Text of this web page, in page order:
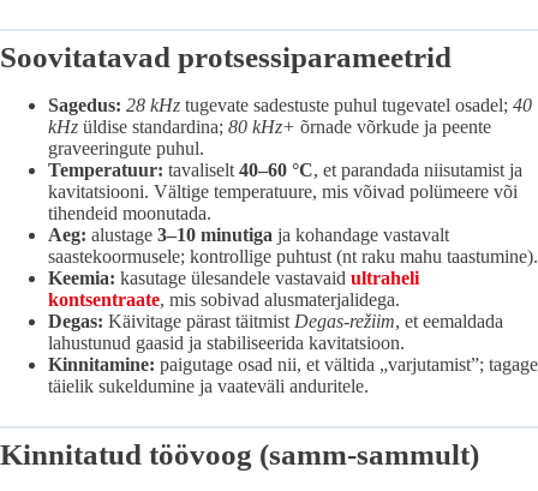
Soovitatavad protsessiparameetrid
Sagedus: 28 kHz tugevate sadestuste puhul tugevatel osadel; 40
kHz üldise standardina; 80 kHz+ õrnade võrkude ja peente
graveeringute puhul.
Temperatuur: tavaliselt 40–60 °C, et parandada niisutamist ja
kavitatsiooni. Vältige temperatuure, mis võivad polümeere või
tihendeid moonutada.
Aeg: alustage 3–10 minutiga ja kohandage vastavalt
saastekoormusele; kontrollige puhtust (nt raku mahu taastumine).
Keemia: kasutage ülesandele vastavaid ultraheli
kontsentraate, mis sobivad alusmaterjalidega.
Degas: Käivitage pärast täitmist Degas-režiim, et eemaldada
lahustunud gaasid ja stabiliseerida kavitatsioon.
Kinnitamine: paigutage osad nii, et vältida „varjutamist”; tagage
täielik sukeldumine ja vaateväli anduritele.
Kinnitatud töövoog (samm-sammult)